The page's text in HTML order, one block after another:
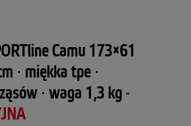
Camu 173×61
∙ miękka tpe ∙
∙ waga 1,3 kg-